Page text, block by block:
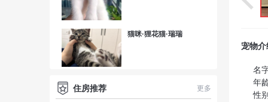
猫咪·狸花猫·瑞瑞
住房推荐 更多
宠物介
名
年
性